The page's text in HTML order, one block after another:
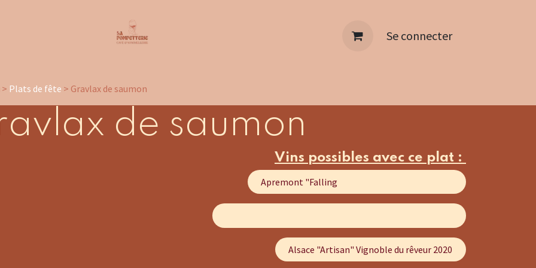
Se connecter
> Plats de fête > Gravlax de saumon
de saumon
Vins possibles avec ce plat :
Apremont "Falling
Alsace "Artisan" Vignoble du rêveur 2020